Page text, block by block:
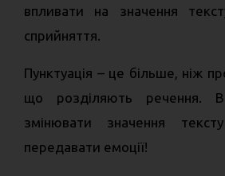
впливати на значення
сприйняття.
Пунктуація – це більше, ніж
що розділяють речення.
змінювати значення
передавати емоції!